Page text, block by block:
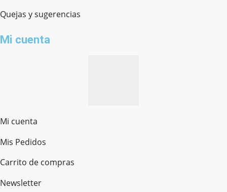
Quejas y sugerencias
Mi cuenta
Mi cuenta
Mis Pedidos
Carrito de compras
Newsletter